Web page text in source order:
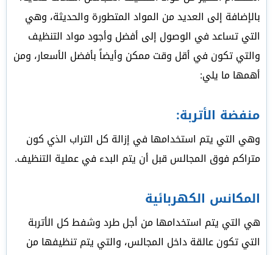
بالإضافة إلى العديد من المواد المتطورة والحديثة، وهي
التي تساعد في الوصول إلى أفضل وأجود مواد التنظيف
والتي تكون في أقل وقت ممكن وأيضاً بأفضل الأسعار، ومن
أهمها ما يلي:
منفضة الأتربة:
وهي التي يتم استخدامها في إزالة كل التراب الذي كون
متراكم فوق المجالس قبل أن يتم البدء في عملية التنظيف.
المكانس الكهربائية
هي التي يتم استخدامها من أجل طرد وشفط كل الأتربة
التي تكون عالقة داخل المجالس، والتي يتم تنظيفها من